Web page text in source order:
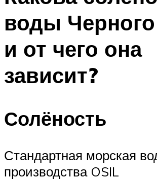
ПЛАВАНЬЕ ДЛЯ ДЕТЕЙ
БАССЕЙН ДЛЯ ДОМА
ОЧИСТКА БАССЕЙНОВ
воды
и от чего она
зависит?
Солёность
Стандартная морская
производства OSIL